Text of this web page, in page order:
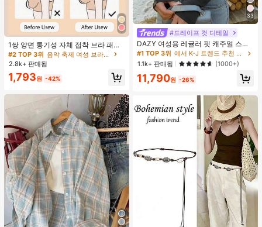
1쌍 양면 통기성 자체 접착 브라 패드,
두꺼워진 삼각형 푸쉬업 디자인, 재사
용 가능, 보이지 않는 비키니 브라 삽
입물, 수영에 적합
#2 TOP 3위
음악 축제 여성 브라 액세서리
2.8k+ 판매됨
1,793원 -42%
33
#드레이프 컷 디테일
DAZY 여성용 레귤러 핏 캐주얼 스포
츠 지퍼업 봄버 재킷, 봄, 가을 여성 의
류 여성 코트
#1 TOP 3위
에서 K-J 트렌드 추천 상품 여성 아우터웨어
1.1k+ 판매됨
(1000+)
11,790원 -26%